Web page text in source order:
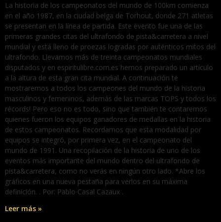
La historia de los campeonatos del mundo de 100km comienza
en el año 1987, en la ciudad belga de Torhout, donde 271 atletas
se presentan en la línea de partida. Este evento fue una de las
primeras grandes citas del ultrafondo de pista&carretera a nivel
mundial y está lleno de proezas logradas por auténticos mitos del
ultrafondo. Llevamos más de treinta campeonatos mundiales
disputados y en espiritulibre.com.es hemos preparado un artículo
a la altura de esta gran cita mundial. A continuación te
mostraremos a todos los campeones del mundo de la historia
masculinos y femeninos, además de las marcas TOPS y todos los
récords! Pero eso no es todo, sino que también te contaremos
quienes fueron los equipos ganadores de medallas en la historia
de estos campeonatos. Recordamos que esta modalidad por
equipos se integró, por primera vez, en el campeonato del
mundo de 1991. Una recopilación de la historia de uno de los
eventos más importante del mundo dentro del ultrafondo de
pista&carretera, como no verás en ningún otro lado. *Abre los
gráficos en una nueva pestaña para verlos en su máxima
definición. . Por: Pablo Casal Cazaux .
Leer más »